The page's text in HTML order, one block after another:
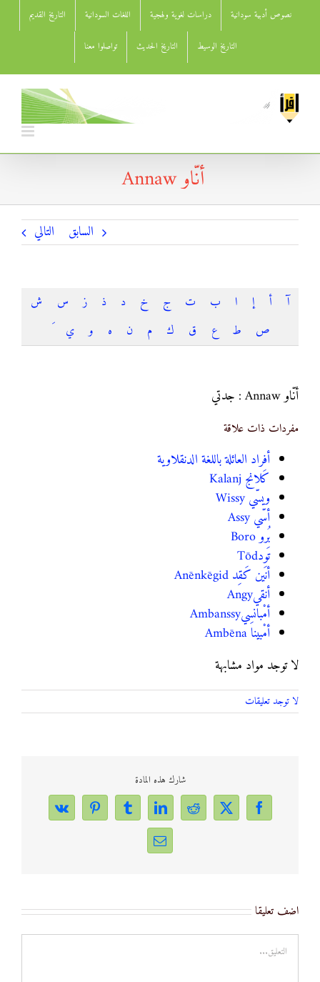
نصوص أدبية سودانية دراسات لغوية ولهجية اللغات السودانية التاريخ القديم
التاريخ الوسيط التاريخ الحديث تواصلوا معنا
أنّاو ‎ Annaw
السابق التالي
آ أ إ ا ب ت ج خ د ذ ز س
ش
ص
ط ع ق ك م ن ه و ي
أنّاو Annaw : جدتي
مفردات ذات علاقة
أفراد العائلة باللغة الدنقلاوية
كَلانج ‎ Kalanj
ويسّي ‎ Wissy
أسّي ‎ Assy
بُرو ‎ Boro
تَود‎ Tōd
أنَين كَقِد ‎ Anēnkēgid
أنقي‎ Angy
أمْبانسِي‎ Ambanssy
أمْبينا ‎ Ambēna
لا توجد مواد مشابهة
لا توجد تعليقات
شارك هذه المادة
Facebook
X
Reddit
LinkedIn
Tumblr
Pinterest
Vk
Email
اضف تعليقا
تعليق